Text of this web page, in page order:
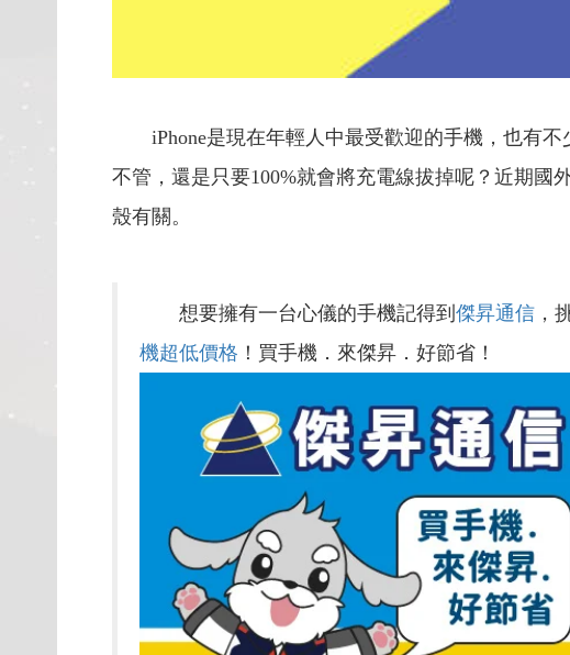
iPhone是現在年輕人中最受歡迎的手機，也有
不管，還是只要100%就會將充電線拔掉呢？近期國
殼有關。
想要擁有一台心儀的手機記得到 傑昇通信 ，
機超低價格 ！買手機．來傑昇．好節省！